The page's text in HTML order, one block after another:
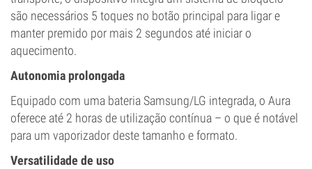
são necessários 5 toques no botão principal para ligar e
manter premido por mais 2 segundos até iniciar o
aquecimento.
Autonomia prolongada
Equipado com uma bateria Samsung/LG integrada, o Aura
oferece até 2 horas de utilização contínua – o que é notável
para um vaporizador deste tamanho e formato.
Versatilidade de uso